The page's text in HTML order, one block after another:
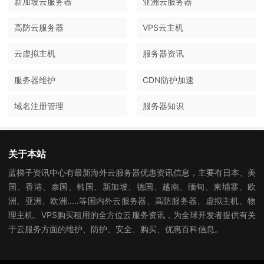
高防云服务器 VPS云主机
云虚拟主机 服务器资讯
服务器维护 CDN防护加速
域名注册管理 服务器知识
关于本站
蓝梯子资讯中心有最新海外云服务器优惠资讯信息，主要有日本、美
国、香港、泰国、韩国、新加坡、德国、越南、缅甸、柬埔寨、欧
洲、亚洲、欧洲.....等国内外云服务器、高防服务器、虚拟主机、物
理主机、VPS购买租用的全方位云服务资讯，为全球开发者提供有关
于云服务方面的维护、防护、安全、购买、优惠百科信息。